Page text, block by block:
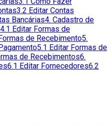
3.2 Editar Contas
Bancárias4. Cadastro de
4.1 Editar Formas de
de Recebimento5.
5.1 Editar Formas de
de Recebimentos6.
6.1 Editar Fornecedores6.2